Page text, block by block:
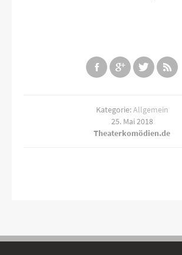
Kategorie:Allgemein
25. Mai 2018
Theaterkomödien.de